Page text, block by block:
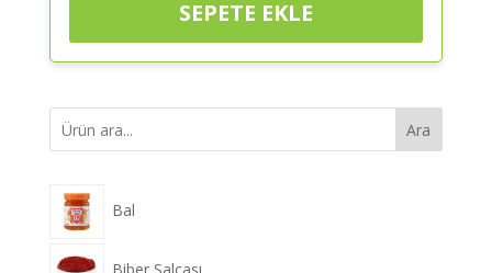
SEPETE EKLE
Ara
Bal